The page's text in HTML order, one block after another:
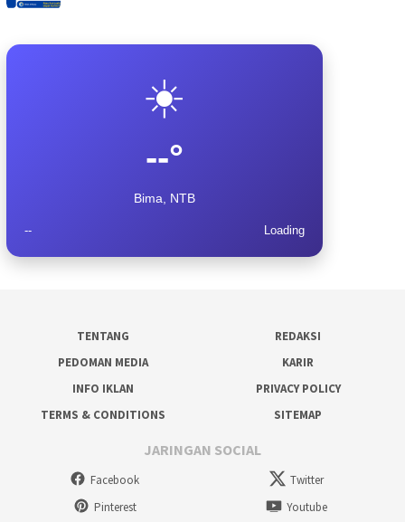
☀️
--°
Bima, NTB
-- Loading
TENTANG
REDAKSI
PEDOMAN MEDIA
KARIR
INFO IKLAN
PRIVACY POLICY
TERMS & CONDITIONS
SITEMAP
JARINGAN SOCIAL
Facebook
Twitter
Pinterest
Youtube